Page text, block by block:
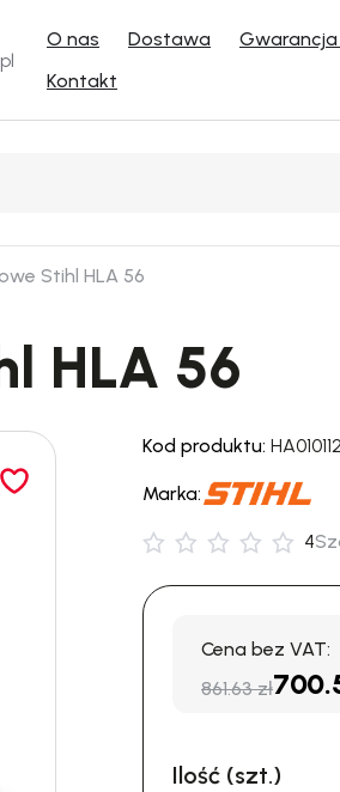
O nas Dostawa
Kontakt
Stihl HLA 56
HLA 56
Kod produktu:
Marka:
4
Cena bez VAT:
861.63 zł
Ilość (szt.)